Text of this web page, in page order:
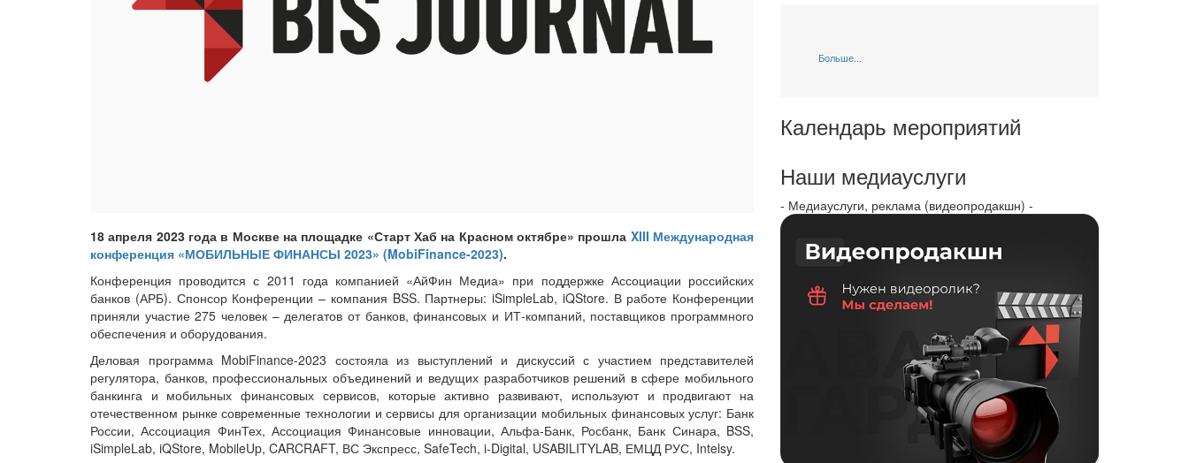
18 апреля 2023 года в Москве на площадке «Старт Хаб на Красном октябре» прошла XIII Международная
конференция «МОБИЛЬНЫЕ ФИНАНСЫ 2023» (MobiFinance-2023).
Конференция проводится с 2011 года компанией «АйФин Медиа» при поддержке Ассоциации российских
банков (АРБ). Спонсор Конференции – компания BSS. Партнеры: iSimpleLab, iQStore. В работе Конференции
приняли участие 275 человек – делегатов от банков, финансовых и ИТ-компаний, поставщиков программного
обеспечения и оборудования.
Деловая программа MobiFinance-2023 состояла из выступлений и дискуссий с участием представителей
регулятора, банков, профессиональных объединений и ведущих разработчиков решений в сфере мобильного
банкинга и мобильных финансовых сервисов, которые активно развивают, используют и продвигают на
отечественном рынке современные технологии и сервисы для организации мобильных финансовых услуг: Банк
России, Ассоциация ФинТех, Ассоциация Финансовые инновации, Альфа-Банк, Росбанк, Банк Синара, BSS,
iSimpleLab, iQStore, MobileUp, CARCRAFT, ВС Экспресс, SafeTech, i-Digital, USABILITYLAB, ЕМЦД РУС, Intelsy.
Больше...
Календарь мероприятий
Наши медиауслуги
- Медиауслуги, реклама (видеопродакшн) -